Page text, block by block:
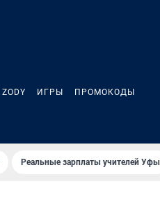
ZODY ИГРЫ ПРОМОКОДЫ
Реальные зарплаты учителей Уфы